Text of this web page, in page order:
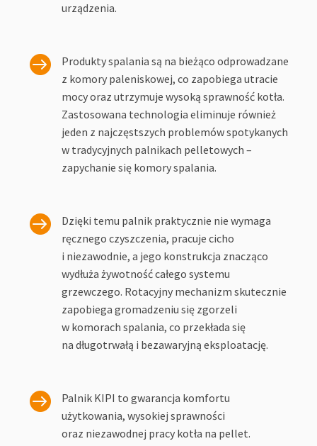
urządzenia.

Produkty spalania są na bieżąco odprowadzane
z komory paleniskowej, co zapobiega utracie
mocy oraz utrzymuje wysoką sprawność kotła.
Zastosowana technologia eliminuje również
jeden z najczęstszych problemów spotykanych
w tradycyjnych palnikach pelletowych –
zapychanie się komory spalania.

Dzięki temu palnik praktycznie nie wymaga
ręcznego czyszczenia, pracuje cicho
i niezawodnie, a jego konstrukcja znacząco
wydłuża żywotność całego systemu
grzewczego. Rotacyjny mechanizm skutecznie
zapobiega gromadzeniu się zgorzeli
w komorach spalania, co przekłada się
na długotrwałą i bezawaryjną eksploatację.

Palnik KIPI to gwarancja komfortu
użytkowania, wysokiej sprawności
oraz niezawodnej pracy kotła na pellet.